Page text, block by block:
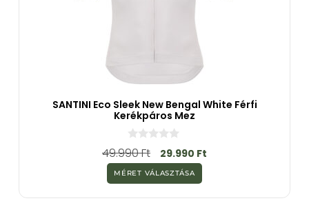
SANTINI Eco Sleek New Bengal White Férfi
Kerékpáros Mez
0
a
5
-
b
49.990Ft 29.990 Ft
MÉRET VÁLASZTÁSA